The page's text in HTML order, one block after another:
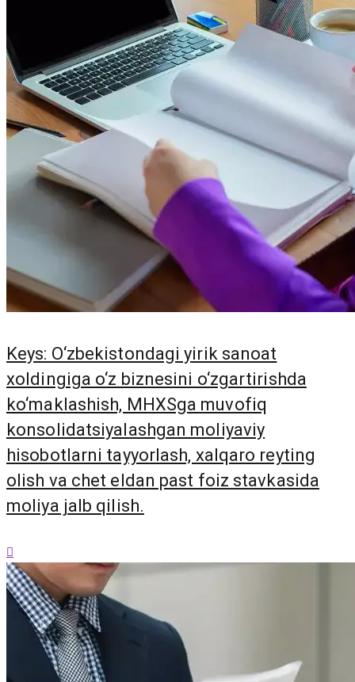
Keys: O‘zbekistondagi yirik sanoat
xoldingiga o‘z biznesini o‘zgartirishda
ko‘maklashish, MHXSga muvofiq
konsolidatsiyalashgan moliyaviy
hisobotlarni tayyorlash, xalqaro reyting
olish va chet eldan past foiz stavkasida
moliya jalb qilish.